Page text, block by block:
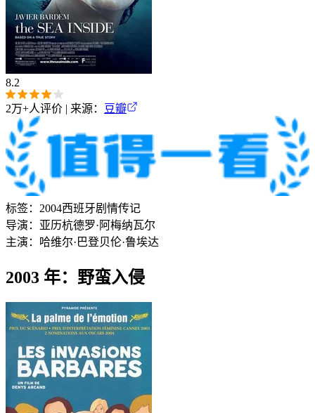
8.2
2万+人评价 | 来源： 豆瓣
标签： 2004西班牙剧情传记
导演： 亚历杭德罗·阿梅纳瓦尔
主演： 哈维尔·巴登贝伦·鲁埃达
2003 年：野蛮入侵